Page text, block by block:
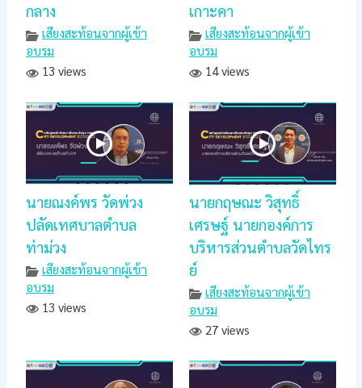
กลาง
เสียงสะท้อนจากผู้เข้า
อบรม
13 views
เกาะคา
เสียงสะท้อนจากผู้เข้า
อบรม
14 views
นายณงค์พร วัดพ่วง
ปลัดเทศบาลตำบล
ท่าม่วง
เสียงสะท้อนจากผู้เข้า
อบรม
13 views
นายกฤษณะ วิสุทธิ์
เศรษฐ์ นายกองค์การ
บริหารส่วนตำบลวัดไทร
ย์
เสียงสะท้อนจากผู้เข้า
อบรม
27 views